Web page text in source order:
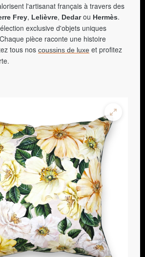
l'artisanat français à travers des
Frey, Lelièvre, Dedarou Hermès.
exclusive d'objets uniques
pièce raconte une histoire
tous nos coussins de luxe et profitez